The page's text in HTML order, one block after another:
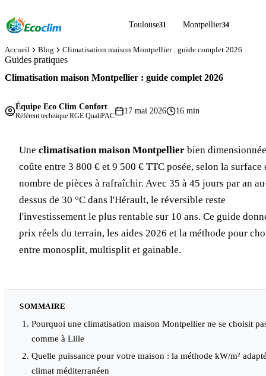
Toulouse31 Montpellier34
Accueil Blog Climatisation maison Montpellier : guide complet 2026
Guides pratiques
Climatisation maison Montpellier : guide complet 2026
Équipe Eco Clim Confort
Référent technique RGE QualiPAC
17 mai 2026 16 min
Une climatisation maison Montpellier bien dimensionnée
coûte entre 3 800 € et 9 500 € TTC posée, selon la surface
nombre de pièces à rafraîchir. Avec 35 à 45 jours par an
dessus de 30 °C dans l'Hérault, le réversible reste
l'investissement le plus rentable sur 10 ans. Ce guide
prix réels du terrain, les aides 2026 et la méthode pour
entre monosplit, multisplit et gainable.
SOMMAIRE
Pourquoi une climatisation maison Montpellier ne se choisit
comme à Lille
Quelle puissance pour votre maison : la méthode kW/m²
climat méditerranéen